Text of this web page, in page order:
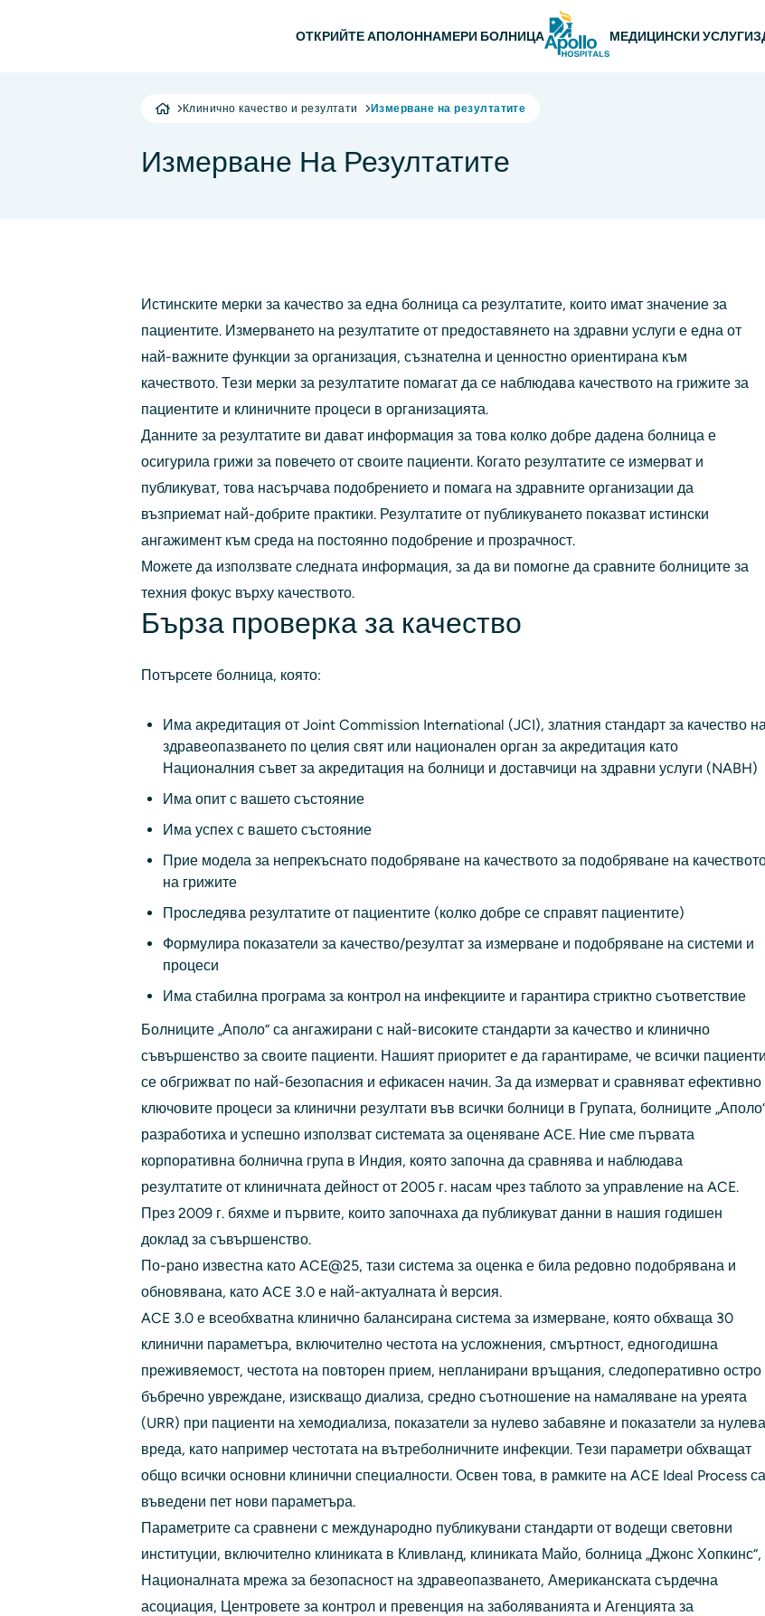
Основна навигация
ОТКРИЙТЕ АПОЛОННАМЕРИ БОЛНИЦА МЕДИЦИНСКИ УСЛУГИ
Клинично качество и резултати Измерване на резултатите
Измерване На Резултатите
Истинските мерки за качество за една болница са резултатите, които имат значение за
пациентите. Измерването на резултатите от предоставянето на здравни услуги е една от
най-важните функции за организация, съзнателна и ценностно ориентирана към
качеството. Тези мерки за резултатите помагат да се наблюдава качеството на грижите за
пациентите и клиничните процеси в организацията.
Данните за резултатите ви дават информация за това колко добре дадена болница е
осигурила грижи за повечето от своите пациенти. Когато резултатите се измерват и
публикуват, това насърчава подобрението и помага на здравните организации да
възприемат най-добрите практики. Резултатите от публикуването показват истински
ангажимент към среда на постоянно подобрение и прозрачност.
Можете да използвате следната информация, за да ви помогне да сравните болниците за
техния фокус върху качеството.
Бърза проверка за качество
Потърсете болница, която:
Има акредитация от Joint Commission International (JCI), златния стандарт за качество
здравеопазването по целия свят или национален орган за акредитация като
Националния съвет за акредитация на болници и доставчици на здравни услуги (NABH)
Има опит с вашето състояние
Има успех с вашето състояние
Прие модела за непрекъснато подобряване на качеството за подобряване на
на грижите
Проследява резултатите от пациентите (колко добре се справят пациентите)
Формулира показатели за качество/резултат за измерване и подобряване на системи и
процеси
Има стабилна програма за контрол на инфекциите и гарантира стриктно съответствие
Болниците „Аполо“ са ангажирани с най-високите стандарти за качество и клинично
съвършенство за своите пациенти. Нашият приоритет е да гарантираме, че всички пациенти
се обгрижват по най-безопасния и ефикасен начин. За да измерват и сравняват ефективно
ключовите процеси за клинични резултати във всички болници в Групата, болниците
разработиха и успешно използват системата за оценяване ACE. Ние сме първата
корпоративна болнична група в Индия, която започна да сравнява и наблюдава
резултатите от клиничната дейност от 2005 г. насам чрез таблото за управление на ACE.
През 2009 г. бяхме и първите, които започнаха да публикуват данни в нашия годишен
доклад за съвършенство.
По-рано известна като ACE@25, тази система за оценка е била редовно подобрявана и
обновявана, като ACE 3.0 е най-актуалната ѝ версия.
ACE 3.0 е всеобхватна клинично балансирана система за измерване, която обхваща 30
клинични параметъра, включително честота на усложнения, смъртност, едногодишна
преживяемост, честота на повторен прием, непланирани връщания, следоперативно остро
бъбречно увреждане, изискващо диализа, средно съотношение на намаляване на уреята
(URR) при пациенти на хемодиализа, показатели за нулево забавяне и показатели за нулева
вреда, като например честотата на вътреболничните инфекции. Тези параметри обхващат
общо всички основни клинични специалности. Освен това, в рамките на ACE Ideal Process са
въведени пет нови параметъра.
Параметрите са сравнени с международно публикувани стандарти от водещи световни
институции, включително клиниката в Кливланд, клиниката Майо, болница „Джонс Хопкинс“,
Националната мрежа за безопасност на здравеопазването, Американската сърдечна
асоциация, Центровете за контрол и превенция на заболяванията и Агенцията за